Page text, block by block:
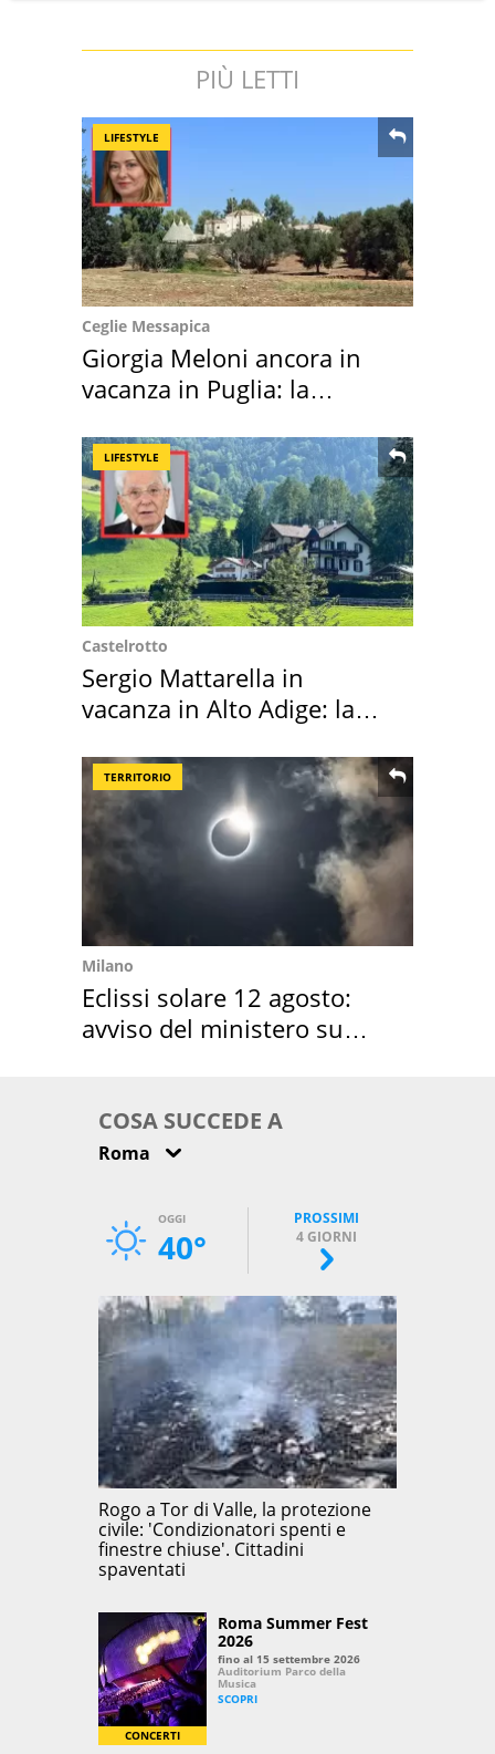
PIÙ LETTI
LIFESTYLE
Ceglie Messapica
Giorgia Meloni ancora in
vacanza in Puglia: la
LIFESTYLE
Castelrotto
Sergio Mattarella in
vacanza in Alto Adige: la
TERRITORIO
Milano
Eclissi solare 12 agosto:
avviso del ministero su